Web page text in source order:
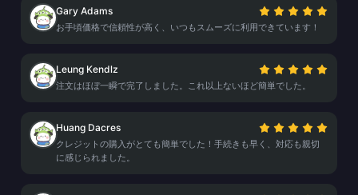
Gary Adams
お手頃価格で信頼性が高く、いつもスムーズに利用できています！
Leung Kendlz
注文はほぼ一瞬で完了しました。これ以上ないほど簡単でした。
Huang Dacres
クレジットの購入がとても簡単でした！手続きも早く、対応も親切
に感じられました。